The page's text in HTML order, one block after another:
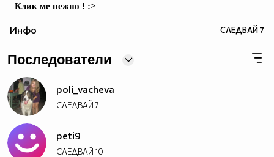
Клик ме нежно ! :>
Инфо СЛЕДВАЙ7
Последователи
poli_vacheva
СЛЕДВАЙ7
peti9
СЛЕДВАЙ10